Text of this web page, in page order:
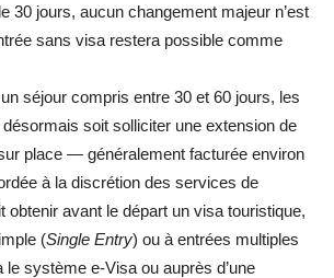
30 jours, aucun changement majeur n’est
sans visa restera possible comme
séjour compris entre 30 et 60 jours, les
soit solliciter une extension de
place — généralement facturée environ
à la discrétion des services de
obtenir avant le départ un visa touristique,
(Single Entry) ou à entrées multiples
le système e-Visa ou auprès d’une